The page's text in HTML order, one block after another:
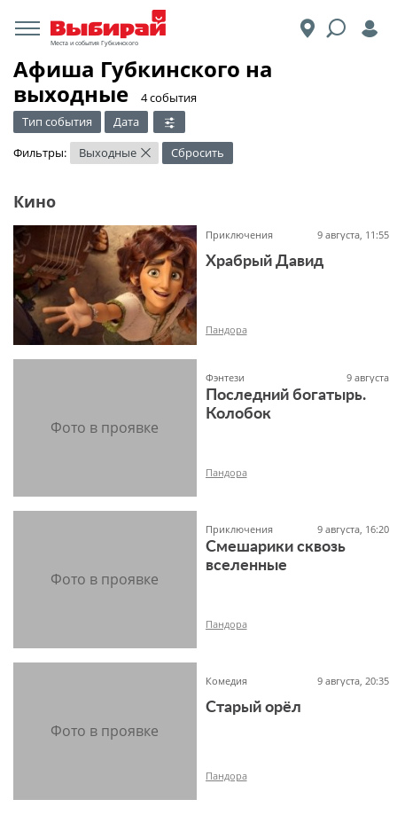
Места и события Губкинского
Афиша Губкинского на
выходные
​4 события
Тип события
Дата
Фильтры:
Выходные × Сбросить
Кино
Приключения 9 августа, 11:55
Храбрый Давид
Пандора
Фэнтези 9 августа
Последний богатырь.
Колобок
Пандора
Приключения 9 августа, 16:20
Смешарики сквозь
вселенные
Пандора
Комедия 9 августа, 20:35
Старый орёл
Пандора